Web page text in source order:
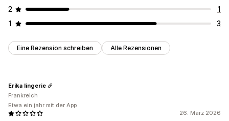
2
1
1
3
Eine Rezension schreiben Alle Rezensionen
26. März 2026
Erika lingerie
Frankreich
Etwa ein jahr mit der App